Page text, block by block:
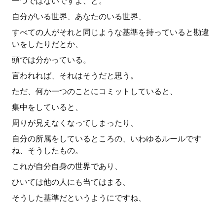
自分がいる世界、あなたのいる世界、
すべての人がそれと同じような基準を持っていると勘違
いをしたりだとか、
頭では分かっている。
言われれば、それはそうだと思う。
ただ、何か一つのことにコミットしていると、
集中をしていると、
周りが見えなくなってしまったり、
自分の所属をしているところの、いわゆるルールです
ね、そうしたもの。
これが自分自身の世界であり、
ひいては他の人にも当てはまる、
そうした基準だというようにですね、